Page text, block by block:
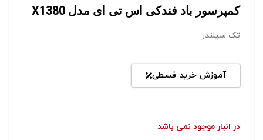
کمپرسور باد فندکی اس تی ای مدل X1380
تک سیلندر
آموزش خرید قسطی
در انبار موجود نمی باشد